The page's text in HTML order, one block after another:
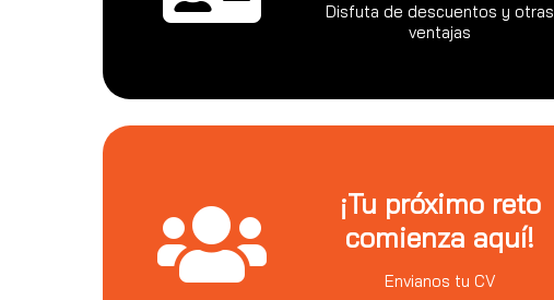
Disfuta de descuentos y otras
ventajas
¡Tu próximo reto
comienza aquí!
Envianos tu CV